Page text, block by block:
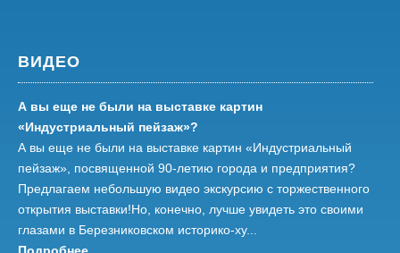
ВИДЕО
А вы еще не были на выставке картин
«Индустриальный пейзаж»?
А вы еще не были на выставке картин «Индустриальный
пейзаж», посвященной 90-летию города и предприятия?
Предлагаем небольшую видео экскурсию с торжественного
открытия выставки!Но, конечно, лучше увидеть это своими
глазами в Березниковском историко-ху...